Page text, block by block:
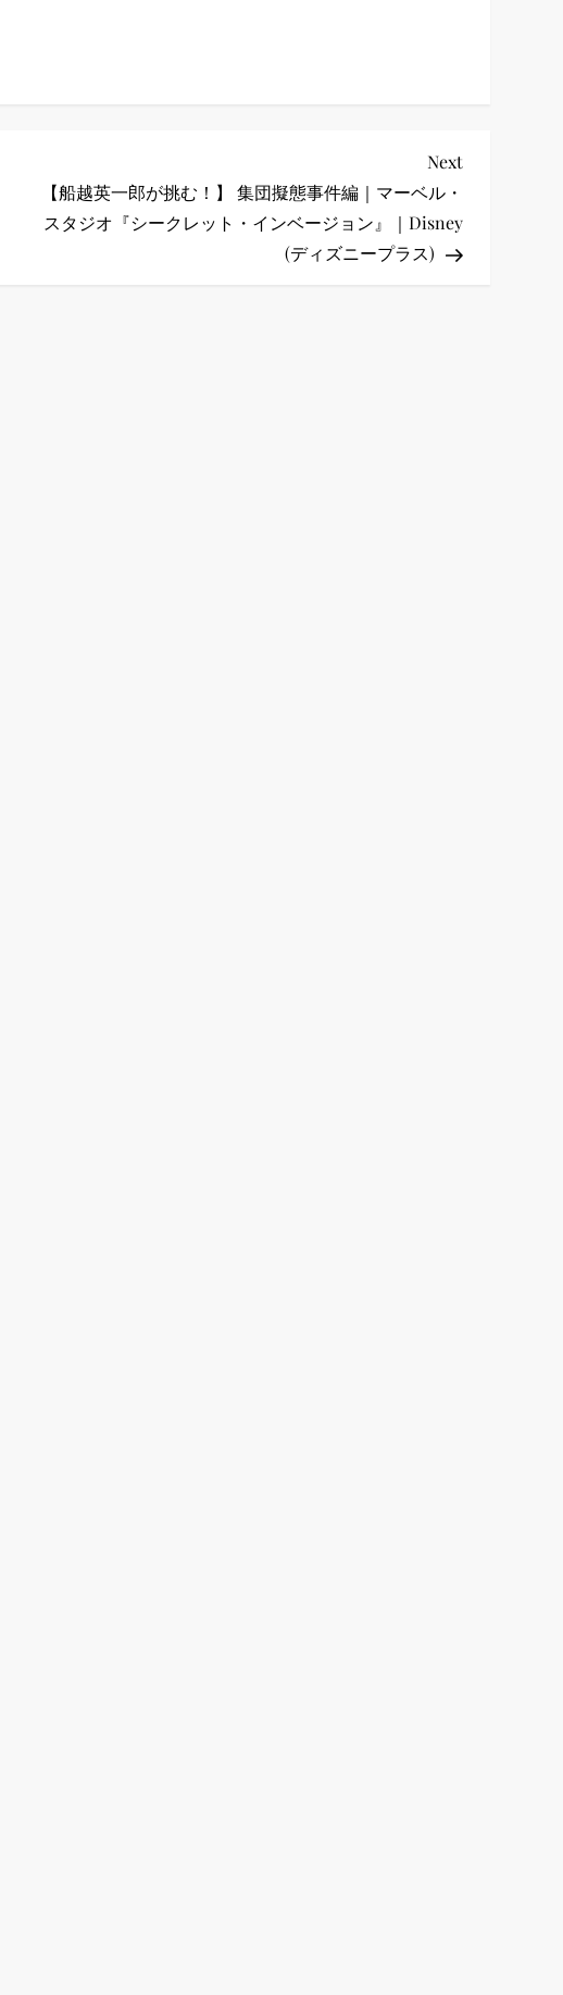
Next
Next
【船越英一郎が挑む！】 集団擬態事件編｜マーベル・
スタジオ『シークレット・インベージョン』｜Disney
(ディズニープラス)